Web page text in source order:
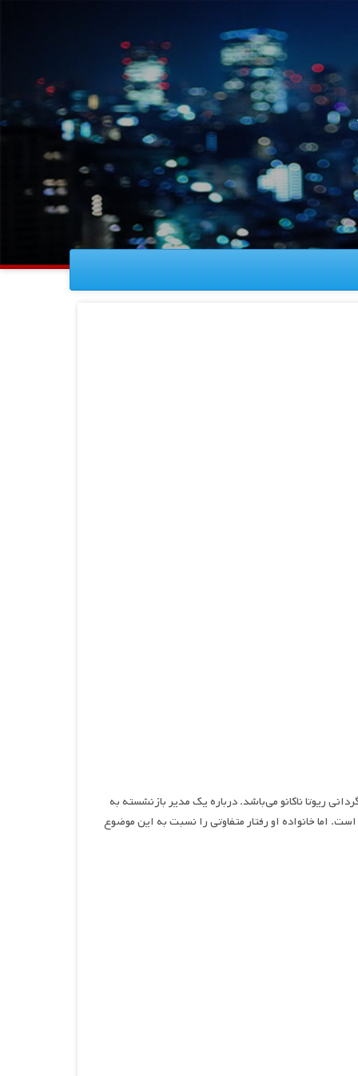
، فیلمی اجتماعی و خانوادگی محصول سال ۲۰۱۹ به کارگردانی ریوتا ناکانو می‌باشد. درباره یک مدیر بازنشسته به
اما خانواده او رفتار متفاوتی را نسبت به این موضوع